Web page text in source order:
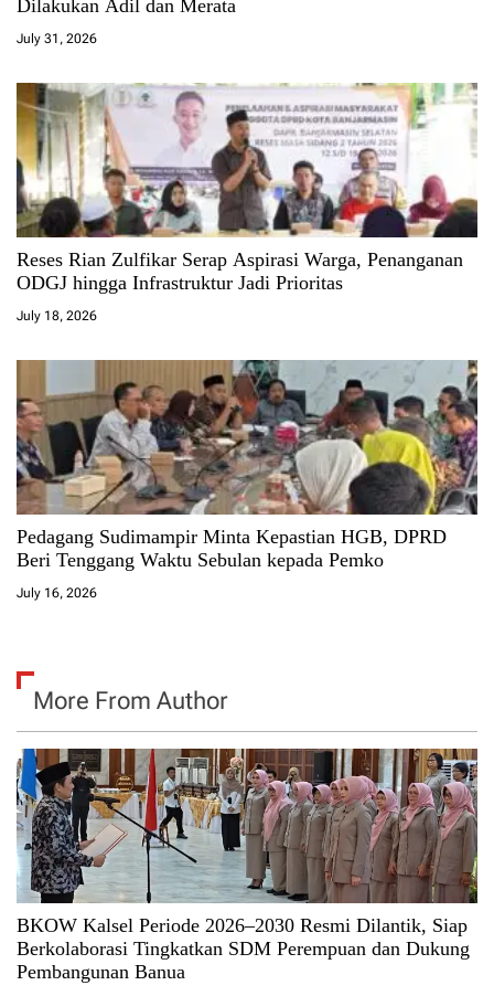
Dilakukan Adil dan Merata
July 31, 2026
Reses Rian Zulfikar Serap Aspirasi Warga, Penanganan
ODGJ hingga Infrastruktur Jadi Prioritas
July 18, 2026
Pedagang Sudimampir Minta Kepastian HGB, DPRD
Beri Tenggang Waktu Sebulan kepada Pemko
July 16, 2026
More From Author
BKOW Kalsel Periode 2026–2030 Resmi Dilantik, Siap
Berkolaborasi Tingkatkan SDM Perempuan dan Dukung
Pembangunan Banua